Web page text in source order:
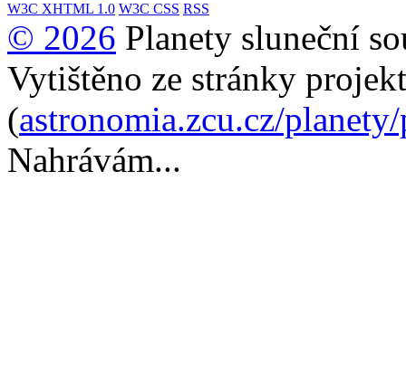
W3C XHTML 1.0 W3C CSS RSS
© 2026 Planety sluneční
Vytištěno ze stránky
(astronomia.zcu.cz/
Nahrávám...